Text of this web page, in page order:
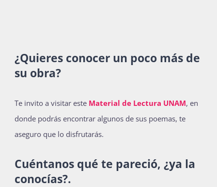
¿Quieres conocer un poco más de
su obra?
Te invito a visitar este Material de Lectura UNAM, en
donde podrás encontrar algunos de sus poemas, te
aseguro que lo disfrutarás.
Cuéntanos qué te pareció, ¿ya la
conocías?.